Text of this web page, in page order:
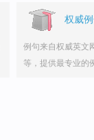
权威
例句来自权威英文
等，提供最专业的